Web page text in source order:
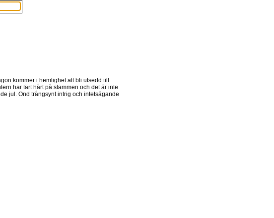
kommer i hemlighet att bli utsedd till
har tärt hårt på stammen och det är inte
jul. Ond trångsynt intrig och intetsägande